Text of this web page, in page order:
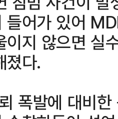
들어가 있어
이지 않으면 실
졌다.
폭발에 대비